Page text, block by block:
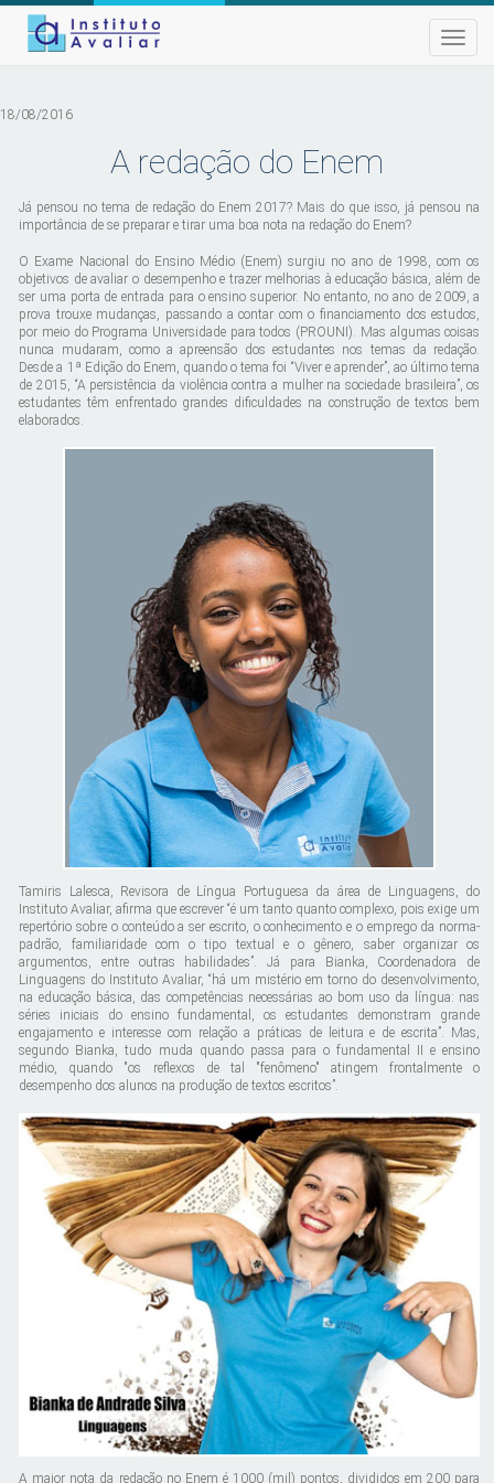
Toggle
18/08/2016
A redação do Enem
Já pensou no tema de redação do Enem 2017? Mais do que isso, já pensou na
importância de se preparar e tirar uma boa nota na redação do Enem?
O Exame Nacional do Ensino Médio (Enem) surgiu no ano de 1998, com os
objetivos de avaliar o desempenho e trazer melhorias à educação básica, além de
ser uma porta de entrada para o ensino superior. No entanto, no ano de 2009, a
prova trouxe mudanças, passando a contar com o financiamento dos estudos,
por meio do Programa Universidade para todos (PROUNI). Mas algumas coisas
nunca mudaram, como a apreensão dos estudantes nos temas da redação.
Desde a 1ª Edição do Enem, quando o tema foi “Viver e aprender”, ao último tema
de 2015, “A persistência da violência contra a mulher na sociedade brasileira”, os
estudantes têm enfrentado grandes dificuldades na construção de textos bem
elaborados.
Tamiris Lalesca, Revisora de Língua Portuguesa da área de Linguagens, do
Instituto Avaliar, afirma que escrever “é um tanto quanto complexo, pois exige um
repertório sobre o conteúdo a ser escrito, o conhecimento e o emprego da norma-
padrão, familiaridade com o tipo textual e o gênero, saber organizar os
argumentos, entre outras habilidades”. Já para Bianka, Coordenadora de
Linguagens do Instituto Avaliar, “há um mistério em torno do desenvolvimento,
na educação básica, das competências necessárias ao bom uso da língua: nas
séries iniciais do ensino fundamental, os estudantes demonstram grande
engajamento e interesse com relação a práticas de leitura e de escrita”. Mas,
segundo Bianka, tudo muda quando passa para o fundamental II e ensino
médio, quando "os reflexos de tal "fenômeno" atingem frontalmente o
desempenho dos alunos na produção de textos escritos”.
A maior nota da redação no Enem é 1000 (mil) pontos, divididos em 200 para